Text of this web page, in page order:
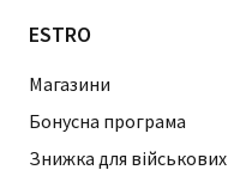
ESTRO
Магазини
Бонусна програма
Знижка для військових